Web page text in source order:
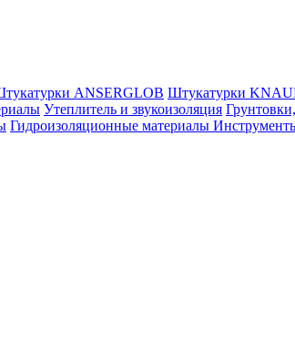
ANSERGLOB Штукатурки
Утеплитель и звукоизоляция
Гидроизоляционные материалы